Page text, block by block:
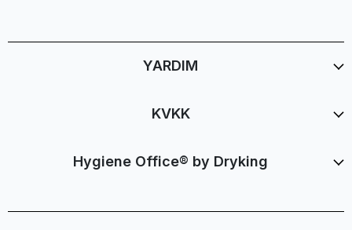
YARDIM
KVKK
Hygiene Office® by Dryking